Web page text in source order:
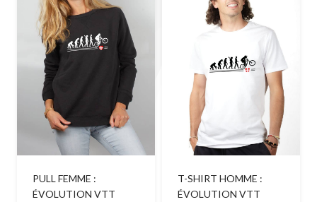
PULL FEMME :
ÉVOLUTION VTT
T-SHIRT HOMME :
ÉVOLUTION VTT